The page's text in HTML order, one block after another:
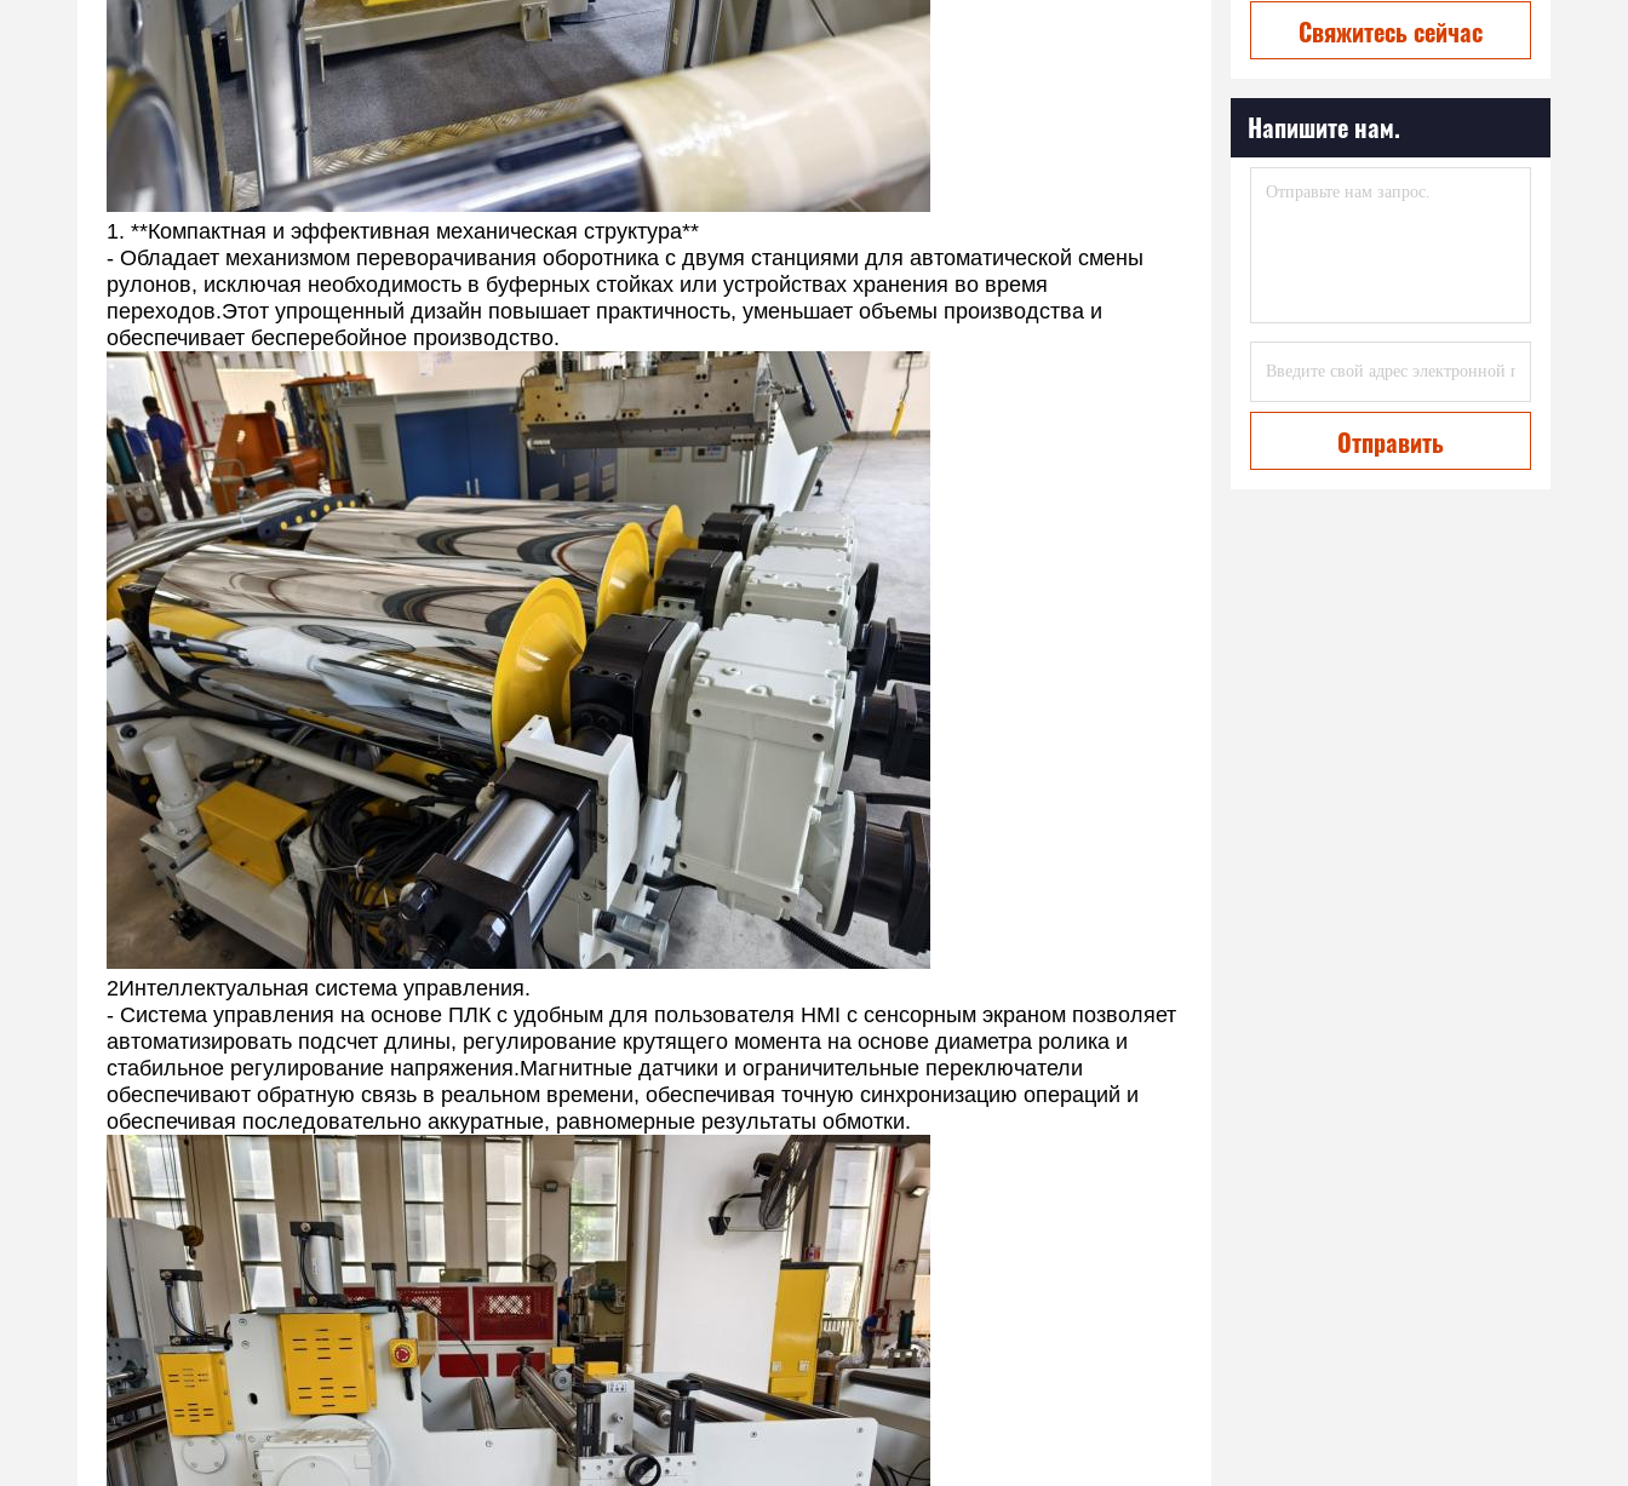
1. **Компактная и эффективная механическая структура**
- Обладает механизмом переворачивания оборотника с двумя станциями для автоматической смены
рулонов, исключая необходимость в буферных стойках или устройствах хранения во время
переходов.Этот упрощенный дизайн повышает практичность, уменьшает объемы производства и
обеспечивает бесперебойное производство.
2Интеллектуальная система управления.
- Система управления на основе ПЛК с удобным для пользователя HMI с сенсорным экраном позволяет
автоматизировать подсчет длины, регулирование крутящего момента на основе диаметра ролика и
стабильное регулирование напряжения.Магнитные датчики и ограничительные переключатели
обеспечивают обратную связь в реальном времени, обеспечивая точную синхронизацию операций и
обеспечивая последовательно аккуратные, равномерные результаты обмотки.
Свяжитесь сейчас
Напишите нам.
Отправить